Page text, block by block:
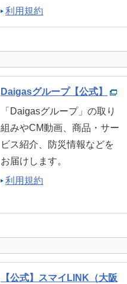
利用規約
Daigasグループ【公式】
「Daigasグループ」の取り
組みやCM動画、商品・サー
ビス紹介、防災情報などを
お届けします。
利用規約
【公式】スマイLINK（大阪